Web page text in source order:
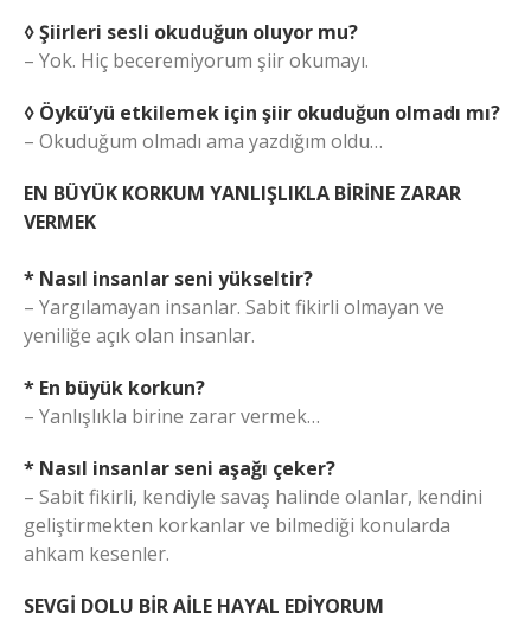
◊ Şiirleri sesli okuduğun oluyor mu?
– Yok. Hiç beceremiyorum şiir okumayı.
◊ Öykü’yü etkilemek için şiir okuduğun olmadı mı?
– Okuduğum olmadı ama yazdığım oldu…
EN BÜYÜK KORKUM YANLIŞLIKLA BİRİNE ZARAR
VERMEK
* Nasıl insanlar seni yükseltir?
– Yargılamayan insanlar. Sabit fikirli olmayan ve
yeniliğe açık olan insanlar.
* En büyük korkun?
– Yanlışlıkla birine zarar vermek…
* Nasıl insanlar seni aşağı çeker?
– Sabit fikirli, kendiyle savaş halinde olanlar, kendini
geliştirmekten korkanlar ve bilmediği konularda
ahkam kesenler.
SEVGİ DOLU BİR AİLE HAYAL EDİYORUM